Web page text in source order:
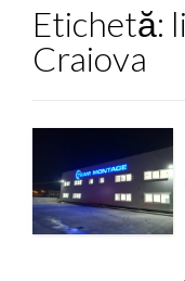
Etichetă:
Craiova